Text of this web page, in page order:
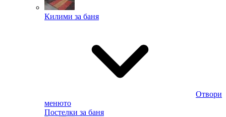
Килими за баня
Отвори
менюто
Постелки за баня